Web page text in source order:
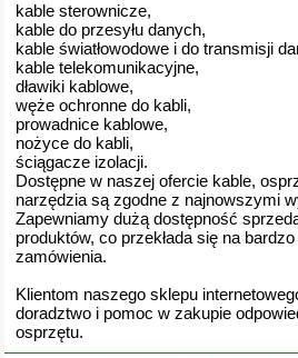
kable sterownicze,
kable do przesyłu danych,
kable światłowodowe i do transmisji
kable telekomunikacyjne,
dławiki kablowe,
węże ochronne do kabli,
prowadnice kablowe,
nożyce do kabli,
ściągacze izolacji.
Dostępne w naszej ofercie kable,
narzędzia są zgodne z najnowszymi
Zapewniamy dużą dostępność
produktów, co przekłada się na
zamówienia.
Klientom naszego sklepu
doradztwo i pomoc w zakupie
osprzętu.